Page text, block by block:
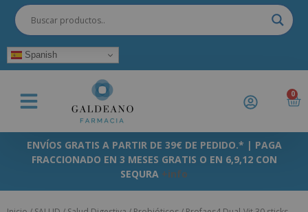
Spanish
0
ENVÍOS GRATIS A PARTIR DE 39€ DE PEDIDO.* | PAGA
FRACCIONADO EN 3 MESES GRATIS O EN 6,9,12 CON
SEQURA +info